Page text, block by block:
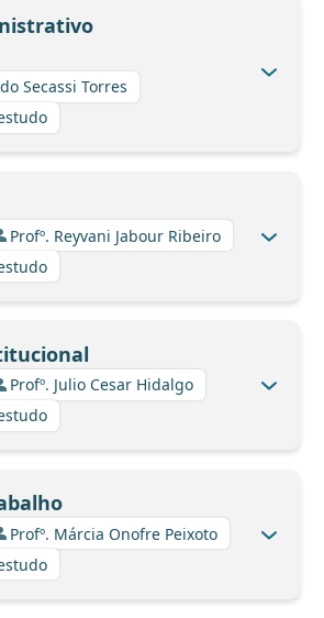
Secassi Torres
Profº. Reyvani Jabour Ribeiro
Profº. Julio Cesar Hidalgo
Profº. Márcia Onofre Peixoto